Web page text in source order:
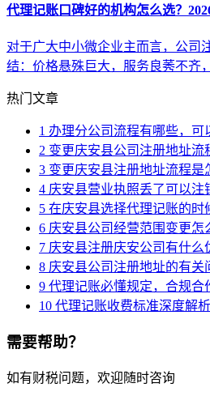
代理记账口碑好的机构怎么选？
对于广大中小微企业主而言，公司
结：价格悬殊巨大，服务良莠不齐
热门文章
1 办理分公司流程有哪些，可
2 变更庆安县公司注册地址流
3 变更庆安县注册地址流程是
4 庆安县营业执照丢了可以注
5 在庆安县选择代理记账的时
6 庆安县公司经营范围变更怎
7 庆安县注册庆安公司有什么
8 庆安县公司注册地址的有关
9 代理记账必懂规定，合规合
10 代理记账收费标准深度解
需要帮助？
如有财税问题，欢迎随时咨询